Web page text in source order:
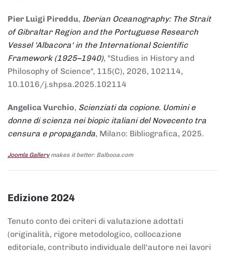
Pier Luigi Pireddu, Iberian Oceanography: The Strait
of Gibraltar Region and the Portuguese Research
Vessel 'Albacora' in the International Scientific
Framework (1925–1940), "Studies in History and
Philosophy of Science", 115(C), 2026, 102114,
10.1016/j.shpsa.2025.102114
Angelica Vurchio, Scienziati da copione. Uomini e
donne di scienza nei biopic italiani del Novecento tra
censura e propaganda, Milano: Bibliografica, 2025.
Joomla Gallerymakes it better. Balbooa.com
Edizione 2024
Tenuto conto dei criteri di valutazione adottati
(originalità, rigore metodologico, collocazione
editoriale, contributo individuale dell'autore nei lavori